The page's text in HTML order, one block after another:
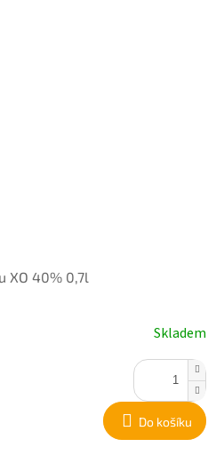
XO 40% 0,7l
Skladem
Do košíku